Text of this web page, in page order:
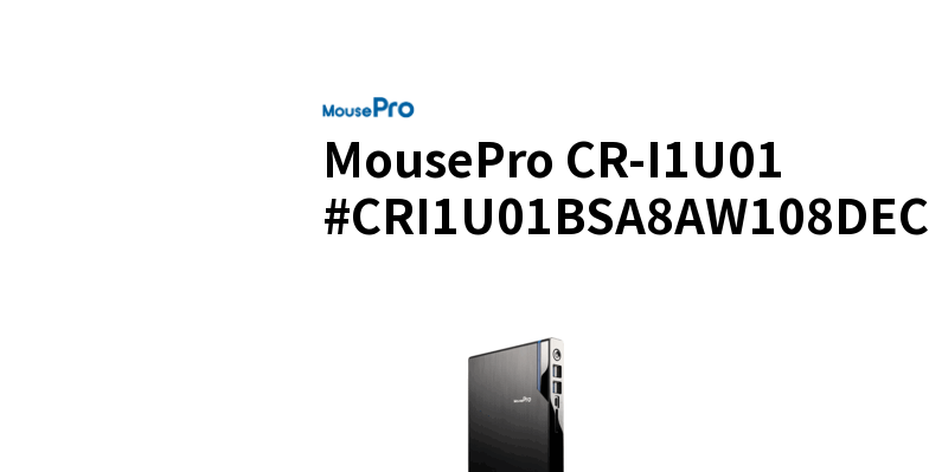
MousePro CR-I1U01
#CRI1U01BSA8AW108DEC